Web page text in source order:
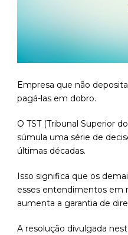
Empresa que não
pagá-las em dobro.
O TST (Tribunal Superior
súmula uma série de
últimas décadas.
Isso significa que os
esses entendimentos em
aumenta a garantia de
A resolução divulgada